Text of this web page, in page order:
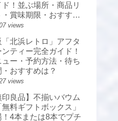
ド！並ぶ場所・商品リ
・賞味期限・おすすめ
views
「北浜レトロ」アフタ
ンティー完全ガイド！
ュー・予約方法・待ち
・おすすめは？
views
印良品】不揃いバウム
無料ギフトボックス」
！4本または8本でプチ